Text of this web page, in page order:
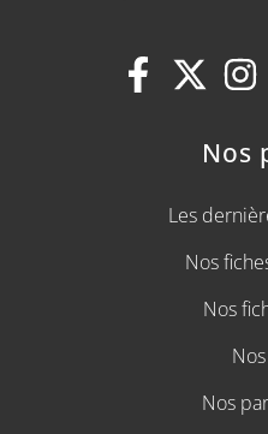
Nos
Les
Nos
Nos
Nos